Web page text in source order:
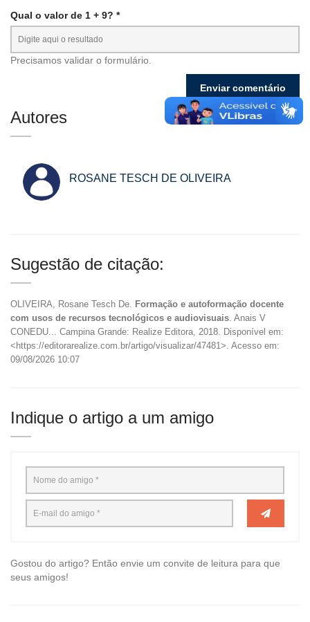
Qual o valor de 1 + 9? *
Precisamos validar o formulário.
Autores
ROSANE TESCH DE OLIVEIRA
Sugestão de citação:
OLIVEIRA, Rosane Tesch De. Formação e autoformação docente
com usos de recursos tecnológicos e audiovisuais . Anais V
CONEDU... Campina Grande: Realize Editora, 2018. Disponível em:
<https://editorarealize.com.br/artigo/visualizar/47481>. Acesso em:
09/08/2026 10:07
Indique o artigo a um amigo
Gostou do artigo? Então envie um convite de leitura para que
seus amigos!